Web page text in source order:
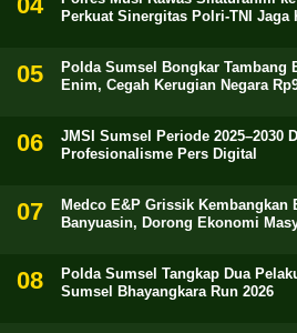
Perkuat Sinergitas Polri-TNI Jaga
Polda Sumsel Bongkar Tambang
Enim, Cegah Kerugian Negara
JMSI Sumsel Periode 2025–2030
Profesionalisme Pers Digital
Medco E&P Grissik Kembangkan
Banyuasin, Dorong Ekonomi
Polda Sumsel Tangkap Dua
Sumsel Bhayangkara Run 2026